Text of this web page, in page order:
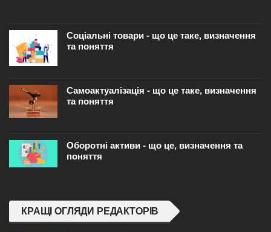
Соціальні товари - що це таке, визначення
та поняття
Самоактуалізація - що це таке, визначення
та поняття
Оборотні активи - що це, визначення та
поняття
КРАЩІ ОГЛЯДИ РЕДАКТОРІВ